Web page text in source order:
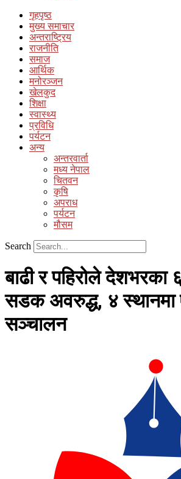
गृहपृष्ठ
मुख्य समाचार
अन्तराष्ट्रिय
राजनीति
समाज
आर्थिक
मनोरञ्जन
खेलकुद
शिक्षा
स्वास्थ्य
प्रविधि
पर्यटन
अन्य
अन्तरवार्ता
मध्य नेपाल
चितवन
कृषि
अपराध
पर्यटन
मौसम
Search
बाढी र पहिरोले देशभरका
सडक अवरुद्ध, ४ स्थानमा
सञ्चालन